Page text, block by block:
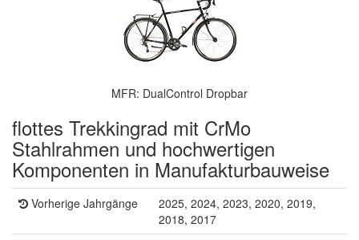
MFR: DualControl Dropbar
flottes Trekkingrad mit CrMo
Stahlrahmen und hochwertigen
Komponenten in Manufakturbauweise
Vorherige Jahrgänge
2025, 2024, 2023, 2020, 2019,
2018, 2017